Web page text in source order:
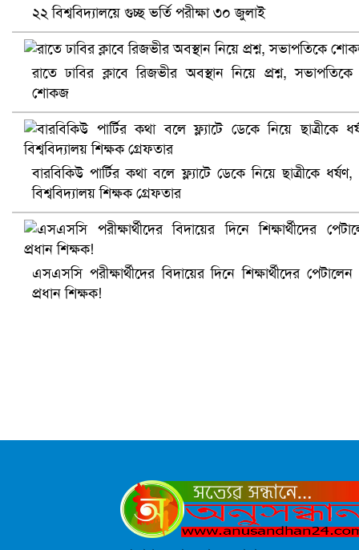
প্রোটিয়াদের হারিয়ে বিশ্বকাপের শিরোপা ঘরে তুলল ভারত
সৌদিতে ব্যাপক ধরপাকড়, এক সপ্তাহেই ২১ হাজারের বেশি
বৈষম্যবিরোধী ছাত্র আন্দোলনের সাধারণ সম্পাদকের পদত্যাগ
২২ বিশ্ববিদ্যালয়ে গুচ্ছ ভর্তি পরীক্ষা ৩০ জুলাই
রাতে ঢাবির ক্লাবে রিজভীর অবস্থান নিয়ে প্রশ্ন, সভাপতিকে
শোকজ
বারবিকিউ পার্টির কথা বলে ফ্ল্যাটে ডেকে নিয়ে ছাত্রীকে ধর্ষণ,
বিশ্ববিদ্যালয় শিক্ষক গ্রেফতার
এসএসসি পরীক্ষার্থীদের বিদায়ের দিনে শিক্ষার্থীদের পেটালেন
প্রধান শিক্ষক!